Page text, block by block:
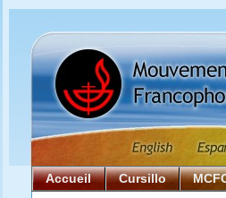
Accueil Cursillo